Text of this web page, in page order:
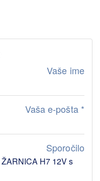
Vaše ime
Vaša e-pošta *
Sporočilo